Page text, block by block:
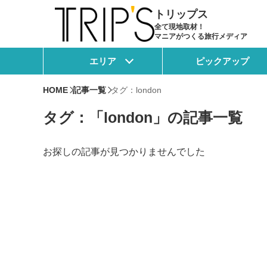
トリップス
全て現地取材！
マニアがつくる旅行メディア
エリア ピックアップ
HOME 記事一覧 タグ：london
タグ：「london」の記事一覧
お探しの記事が見つかりませんでした